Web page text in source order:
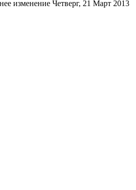
изменение Четверг, 21 Март 2013